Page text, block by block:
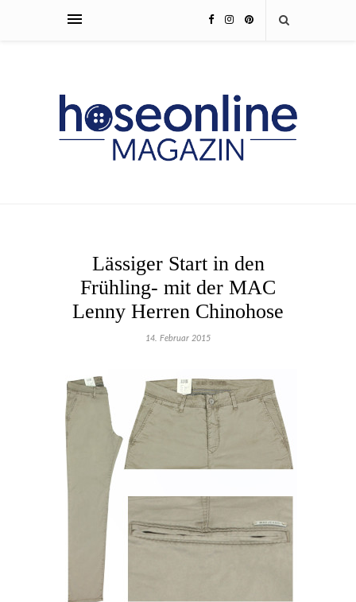
Lässiger Start in den
Frühling- mit der MAC
Lenny Herren Chinohose
14. Februar 2015